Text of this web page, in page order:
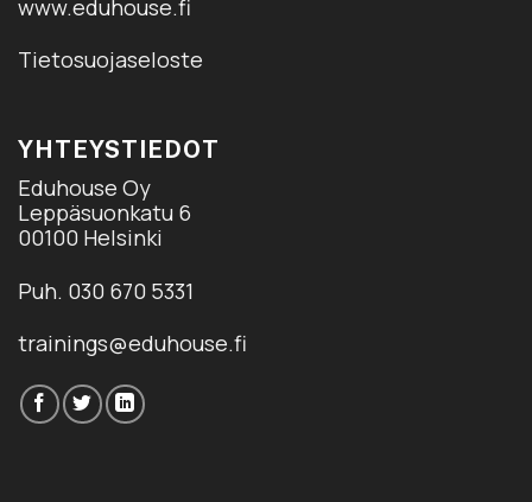
www.eduhouse.fi
Tietosuojaseloste
YHTEYSTIEDOT
Eduhouse Oy
Leppäsuonkatu 6
00100 Helsinki
Puh. 030 670 5331
trainings@eduhouse.fi